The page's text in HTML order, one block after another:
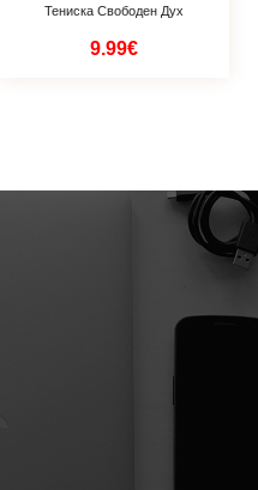
Тениска Свободен Дух
9.99€